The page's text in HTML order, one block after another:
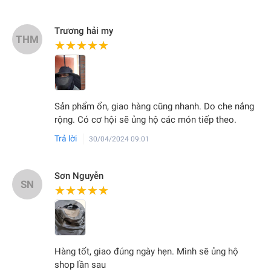
THM
Trương hải my
★★★★★
★★★★★
Sản phẩm ổn, giao hàng cũng nhanh. Do che nắng
rộng. Có cơ hội sẽ ủng hộ các món tiếp theo.
Trả lời 30/04/2024 09:01
SN
Sơn Nguyễn
★★★★★
★★★★★
Hàng tốt, giao đúng ngày hẹn. Mình sẽ ủng hộ
shop lần sau